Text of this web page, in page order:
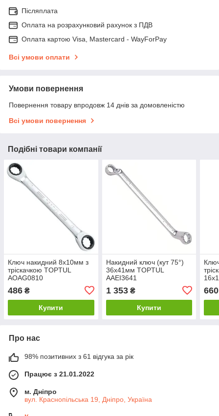
Післяплата
Оплата на розрахунковий рахунок з ПДВ
Оплата картою Visa, Mastercard - WayForPay
Всі умови оплати
Умови повернення
Повернення товару впродовж 14 днів за домовленістю
Всі умови повернення
Подібні товари компанії
Ключ накидний 8х10мм з
тріскачкою TOPTUL
AOAG0810
486 ₴
Купити
Накидний ключ (кут 75°)
36х41мм TOPTUL
AAEI3641
1 353₴
Купити
660
Про нас
98% позитивних з 61 відгука за рік
Працює з 21.01.2022
м. Дніпро
вул. Краснопільська 19, Дніпро, Україна